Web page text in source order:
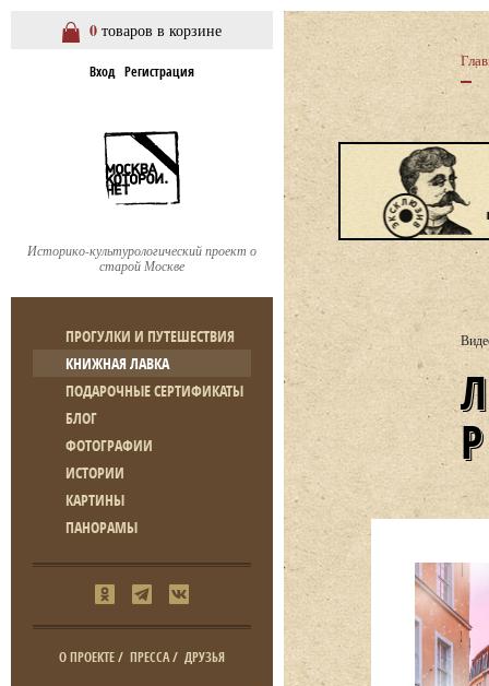
0 товаров в корзине
Вход Регистрация
Историко-культурологический проект о
старой Москве
ПРОГУЛКИ И ПУТЕШЕСТВИЯ
КНИЖНАЯ ЛАВКА
ПОДАРОЧНЫЕ СЕРТИФИКАТЫ
БЛОГ
ФОТОГРАФИИ
ИСТОРИИ
КАРТИНЫ
ПАНОРАМЫ
О ПРОЕКТЕ/ ПРЕССА/ ДРУЗЬЯ
ЛЕКЦИЯ Й.